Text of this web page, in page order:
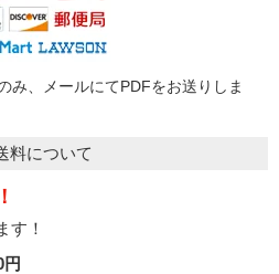
み、メールにてPDFをお送りしま
料について
す！
円